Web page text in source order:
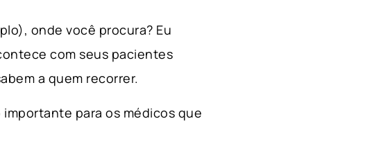
onde você procura? Eu
com seus pacientes
a quem recorrer.
importante para os médicos que